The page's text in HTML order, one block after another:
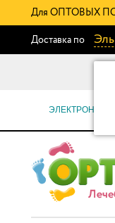
Для ОПТОВЫХ
Доставка по
ЭЛЕКТРОННЫЕ